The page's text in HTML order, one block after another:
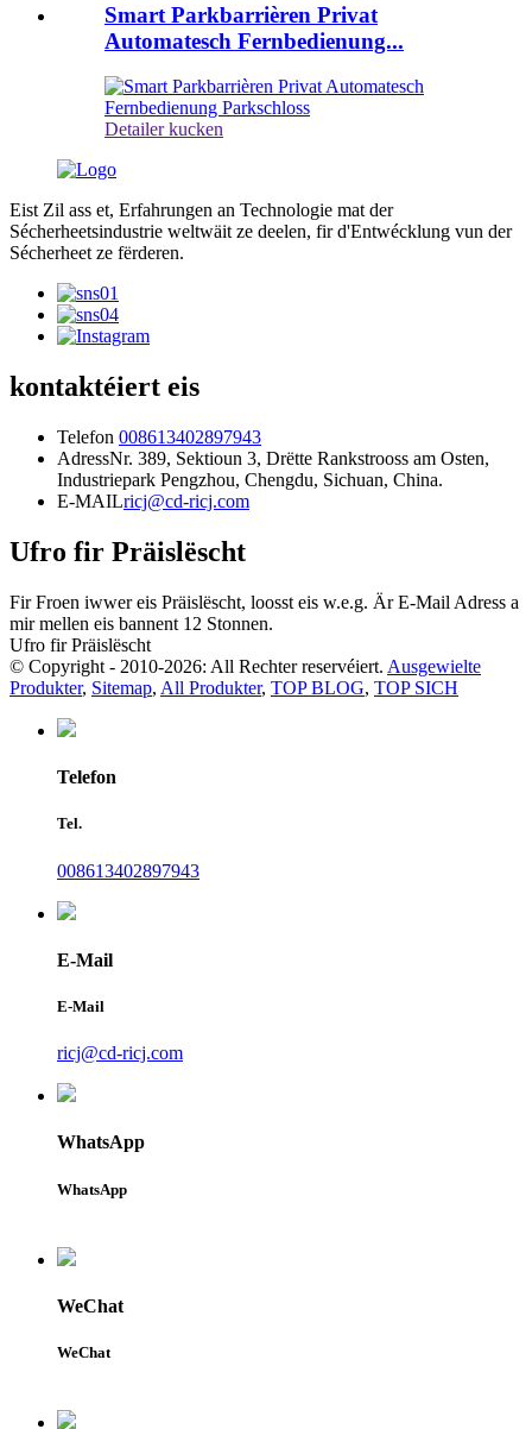
Smart Parkbarrièren Privat
Automatesch Fernbedienung...
Detailer kucken
Eist Zil ass et, Erfahrungen an Technologie mat der
Sécherheetsindustrie weltwäit ze deelen, fir d'Entwécklung vun der
Sécherheet ze fërderen.
kontaktéiert eis
Telefon 008613402897943
AdressNr. 389, Sektioun 3, Drëtte Rankstrooss am Osten,
Industriepark Pengzhou, Chengdu, Sichuan, China.
E-MAILricj@cd-ricj.com
Ufro fir Präislëscht
Fir Froen iwwer eis Präislëscht, loosst eis w.e.g. Är E-Mail Adress a
mir mellen eis bannent 12 Stonnen.
Ufro fir Präislëscht
© Copyright - 2010-2026: All Rechter reservéiert. Ausgewielte
Produkter, Sitemap, All Produkter, TOP BLOG, TOP SICH
Telefon
Tel.
008613402897943
E-Mail
E-Mail
ricj@cd-ricj.com
WhatsApp
WhatsApp
WeChat
WeChat